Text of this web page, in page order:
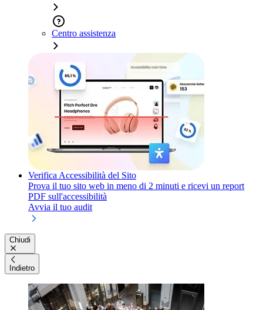
Centro assistenza
Verifica Accessibilità del Sito
Prova il tuo sito web in meno di 2 minuti e ricevi un report
PDF sull'accessibilità
Avvia il tuo audit
Chiudi
Indietro